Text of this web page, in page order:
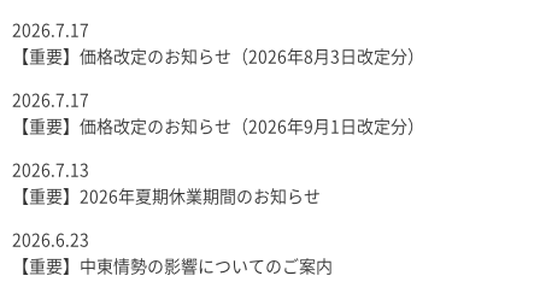
2026.7.17
【重要】価格改定のお知らせ（2026年8月3日改定分）
2026.7.17
【重要】価格改定のお知らせ（2026年9月1日改定分）
2026.7.13
【重要】2026年夏期休業期間のお知らせ
2026.6.23
【重要】中東情勢の影響についてのご案内